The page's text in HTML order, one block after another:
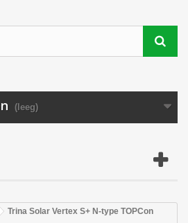
(leeg)
Trina Solar Vertex S+ N-type TOPCon